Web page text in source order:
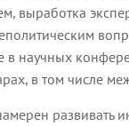
выработка
в научных
в том числе
развивать